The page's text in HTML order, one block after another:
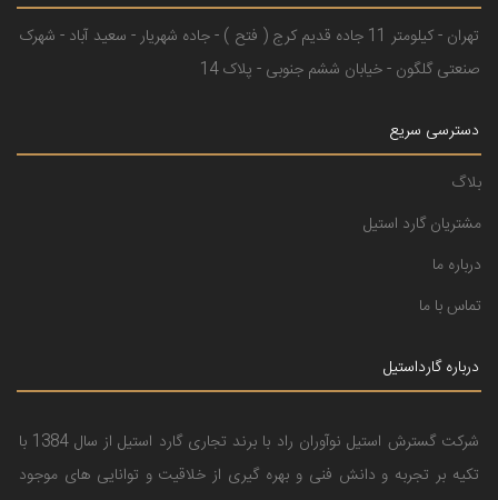
تهران - کیلومتر 11 جاده قدیم کرج ( فتح ) - جاده شهریار - سعید آباد - شهرک
صنعتی گلگون - خیابان ششم جنوبی - پلاک 14
دسترسی سریع
بلاگ
مشتریان گارد استیل
درباره ما
تماس با ما
درباره گارداستیل
شرکت گسترش استیل نوآوران راد با برند تجاری گارد استیل از سال 1384 با
تکیه بر تجربه و دانش فنی و بهره گیری از خلاقیت و توانایی های موجود